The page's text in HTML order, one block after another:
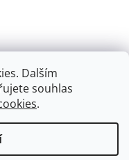
Dalším
souhlas
.